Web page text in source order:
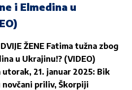
i Elmedina u
ŽENE Fatima tužna zbog
u Ukrajinu!? (VIDEO)
21. januar 2025: Bik
novčani priliv, Škorpiji